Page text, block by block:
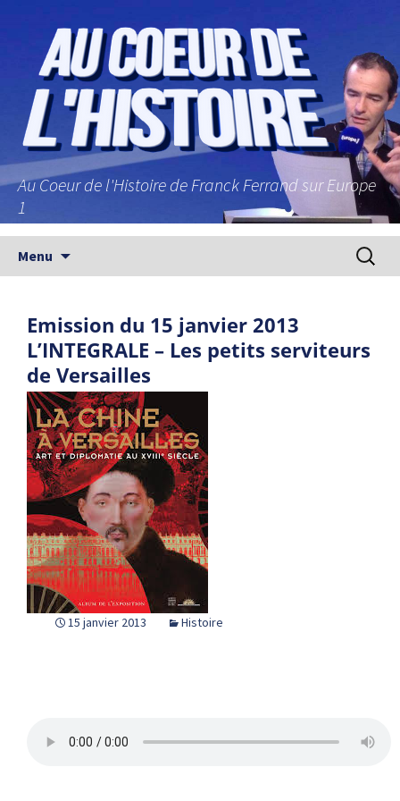
Au Coeur de l'Histoire de Franck Ferrand sur Europe
1
Menu
Emission du 15 janvier 2013
L’INTEGRALE – Les petits serviteurs
de Versailles
15 janvier 2013 Histoire